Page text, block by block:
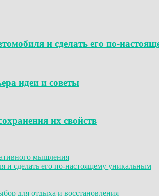
и сделать его по-
идеи и советы
их свойств
мышления
и сделать его по-настоящему уникальным
для отдыха и восстановления